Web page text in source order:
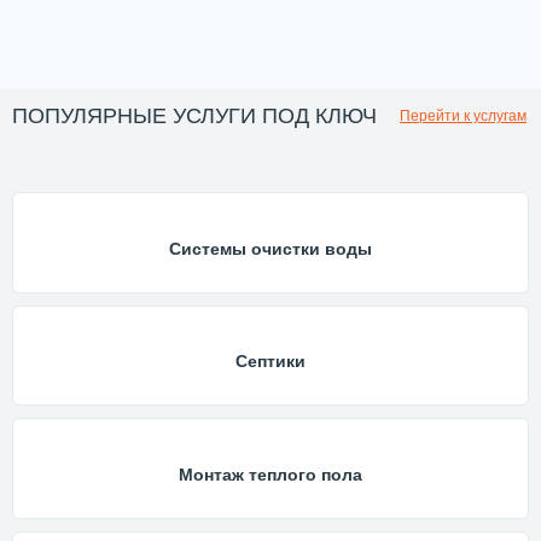
ПОПУЛЯРНЫЕ УСЛУГИ ПОД КЛЮЧ Перейти к услугам
Системы очистки воды
Септики
Монтаж теплого пола